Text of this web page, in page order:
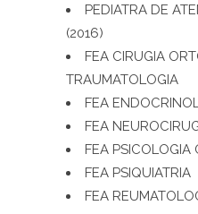
PEDIATRA DE
(2016)
FEA CIRUGIA
TRAUMATOLOGIA
FEA
FEA
FEA PSICOLOGIA
FEA PSIQUIATRIA
FEA